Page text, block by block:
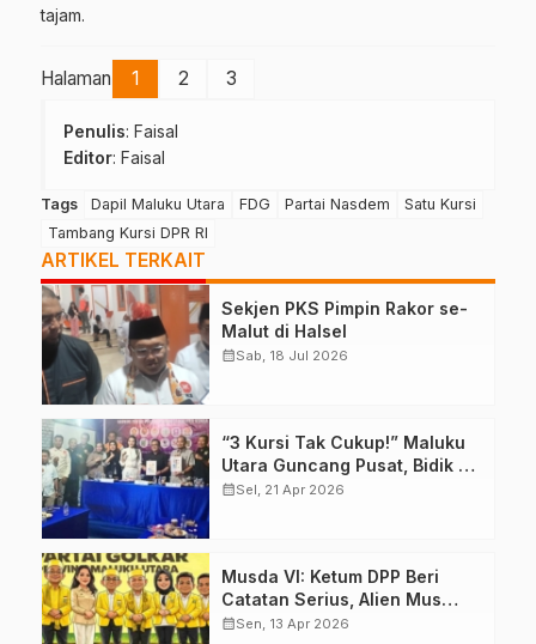
tajam.
Halaman 1 2 3
Penulis: Faisal
Editor: Faisal
Tags Dapil Maluku Utara FDG Partai Nasdem
Satu Kursi
Tambang Kursi DPR RI
ARTIKEL TERKAIT
Sekjen PKS Pimpin Rakor se-
Malut di Halsel
calendar_monthSab, 18 Jul 2026
“3 Kursi Tak Cukup!” Maluku
Utara Guncang Pusat, Bidik 6
Kursi DPR RI
calendar_monthSel, 21 Apr 2026
Musda VI: Ketum DPP Beri
Catatan Serius, Alien Mus
Mampu Atau Tidak?
calendar_monthSen, 13 Apr 2026